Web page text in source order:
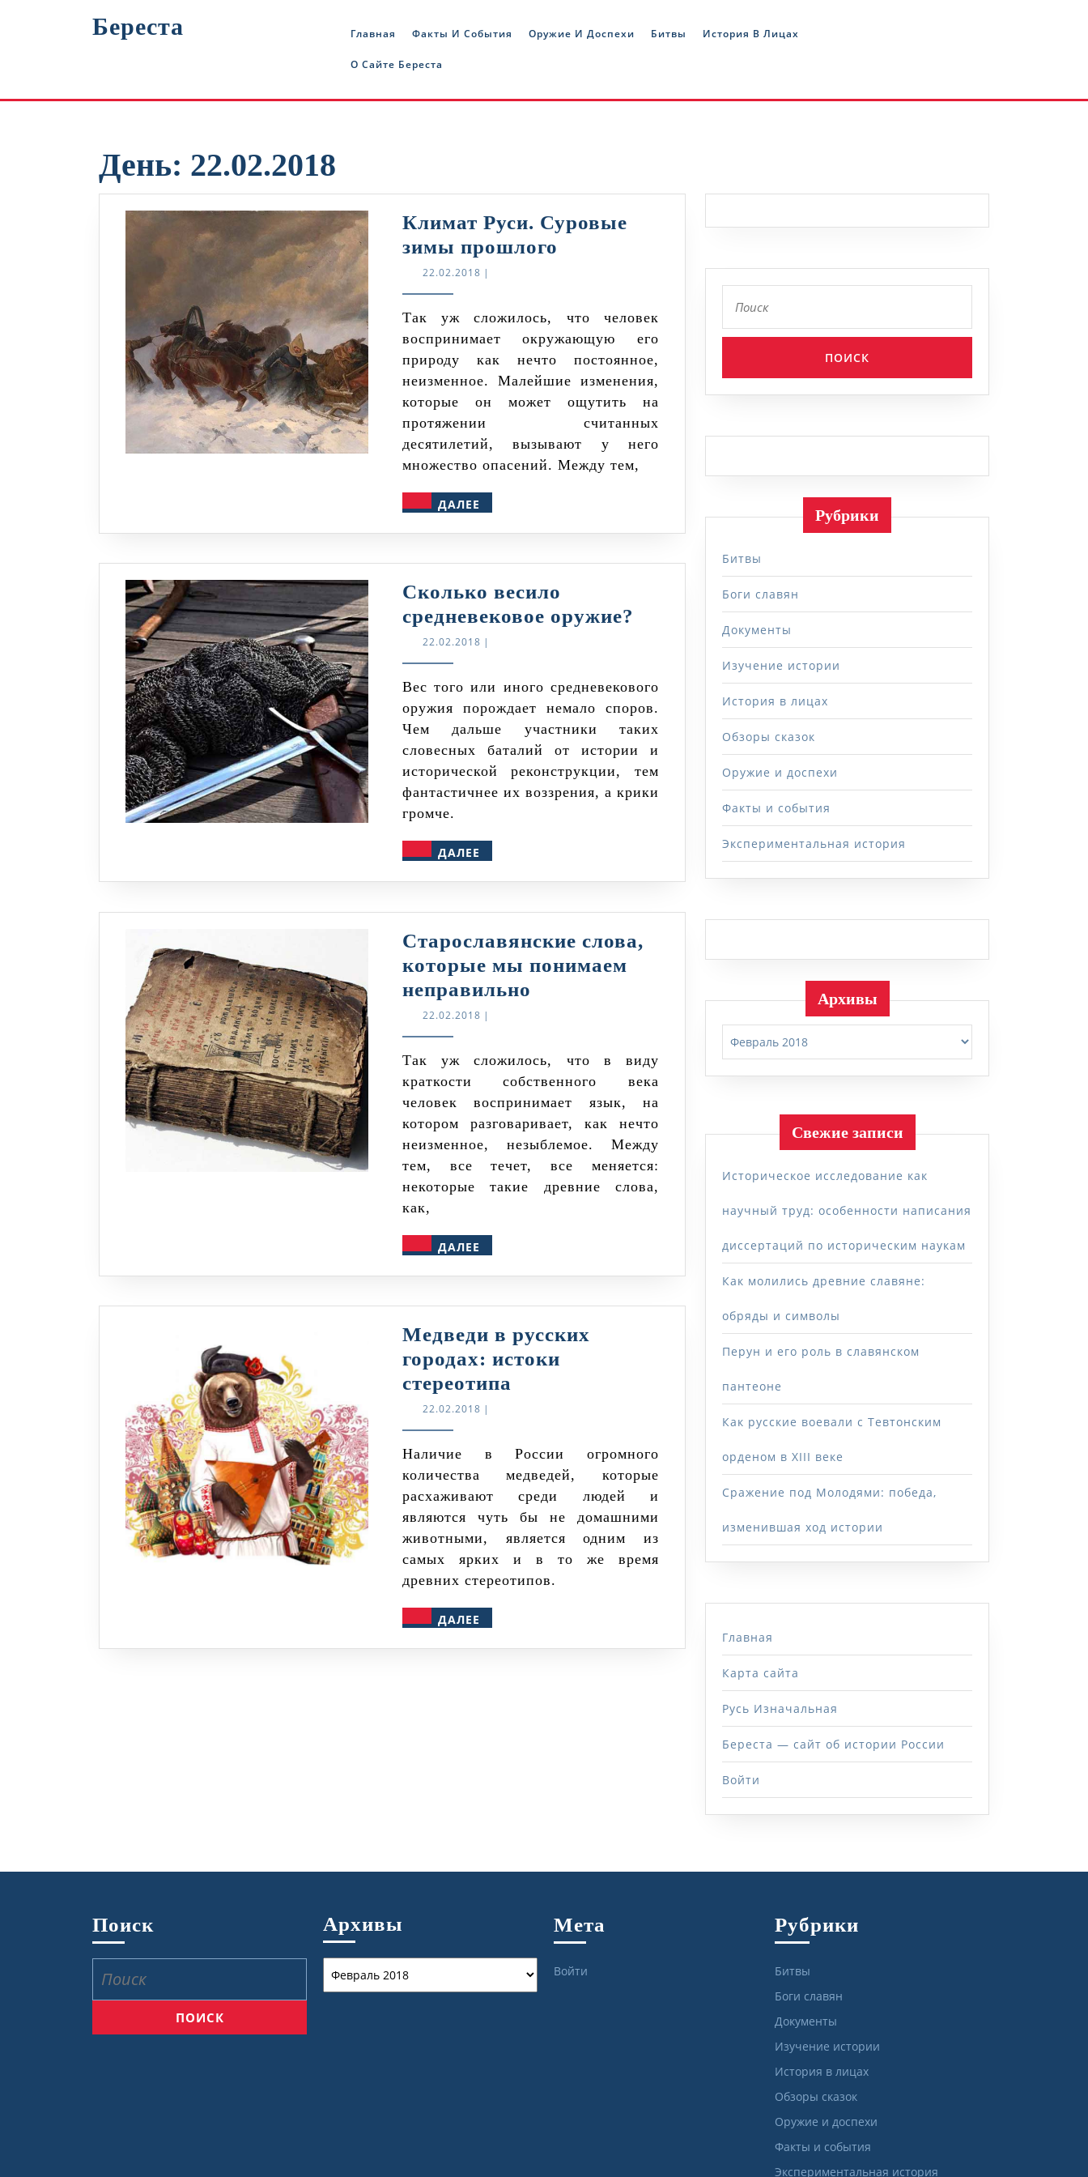
Береста Главная Факты И События Оружие И Доспехи Битвы История В Лицах
О Сайте Береста
День: 22.02.2018
Климат Руси. Суровые
зимы прошлого
зимы
прошлого
22.02.201822.02.2018
|
Так уж сложилось, что человек
воспринимает окружающую его
природу как нечто постоянное,
неизменное. Малейшие изменения,
которые он может ощутить на
протяжении считанных
десятилетий, вызывают у него
множество опасений. Между тем,
ДАЛЕЕ
Сколько весило
средневековое оружие?
средневековое
оружие?
22.02.201822.02.2018
|
Вес того или иного средневекового
оружия порождает немало споров.
Чем дальше участники таких
словесных баталий от истории и
исторической реконструкции, тем
фантастичнее их воззрения, а крики
громче.
ДАЛЕЕ
Старославянские слова,
которые мы понимаем
неправильно
мы
понимаем
неправильно
22.02.201822.02.2018
|
Так уж сложилось, что в виду
краткости собственного века
человек воспринимает язык, на
котором разговаривает, как нечто
неизменное, незыблемое. Между
тем, все течет, все меняется:
некоторые такие древние слова,
как,
ДАЛЕЕ
Медведи в русских
городах: истоки
стереотипа
городах:
истоки
стереотипа
22.02.201822.02.2018
|
Наличие в России огромного
количества медведей, которые
расхаживают среди людей и
являются чуть бы не домашними
животными, является одним из
самых ярких и в то же время
древних стереотипов.
ДАЛЕЕ
Рубрики
Битвы
Боги славян
Документы
Изучение истории
История в лицах
Обзоры сказок
Оружие и доспехи
Факты и события
Экспериментальная история
Архивы
Свежие записи
Историческое исследование как
научный труд: особенности написания
диссертаций по историческим наукам
Как молились древние славяне:
обряды и символы
Перун и его роль в славянском
пантеоне
Как русские воевали с Тевтонским
орденом в XIII веке
Сражение под Молодями: победа,
изменившая ход истории
Главная
Карта сайта
Русь Изначальная
Береста — сайт об истории России
Войти
Поиск Архивы Мета
Войти
Рубрики
Битвы
Боги славян
Документы
Изучение истории
История в лицах
Обзоры сказок
Оружие и доспехи
Факты и события
Экспериментальная история